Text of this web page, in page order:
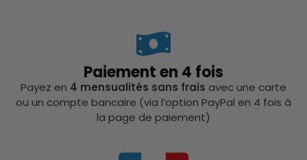
Paiement en 4 fois
Payez en 4 mensualités sans frais avec une carte
ou un compte bancaire (via l’option PayPal en 4 fois à
la page de paiement)